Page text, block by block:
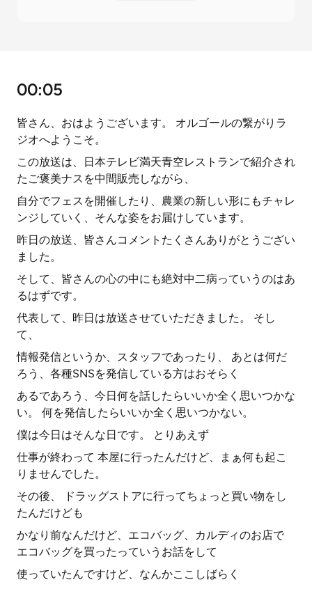
00:05
皆さん、おはようございます。 オルゴールの繋がりラ
ジオへようこそ。
この放送は、日本テレビ満天青空レストランで紹介され
たご褒美ナスを中間販売しながら、
自分でフェスを開催したり、農業の新しい形にもチャレ
ンジしていく、そんな姿をお届けしています。
昨日の放送、皆さんコメントたくさんありがとうござい
ました。
そして、皆さんの心の中にも絶対中二病っていうのはあ
るはずです。
代表して、昨日は放送させていただきました。 そし
て、
情報発信というか、スタッフであったり、 あとは何だ
ろう、各種SNSを発信している方はおそらく
あるであろう、今日何を話したらいいか全く思いつかな
い。 何を発信したらいいか全く思いつかない。
僕は今日はそんな日です。 とりあえず
仕事が終わって 本屋に行ったんだけど、まぁ何も起こ
りませんでした。
その後、 ドラッグストアに行ってちょっと買い物をし
たんだけども
かなり前なんだけど、エコバッグ、カルディのお店で
エコバッグを買ったっていうお話をして
使っていたんですけど、なんかここしばらく